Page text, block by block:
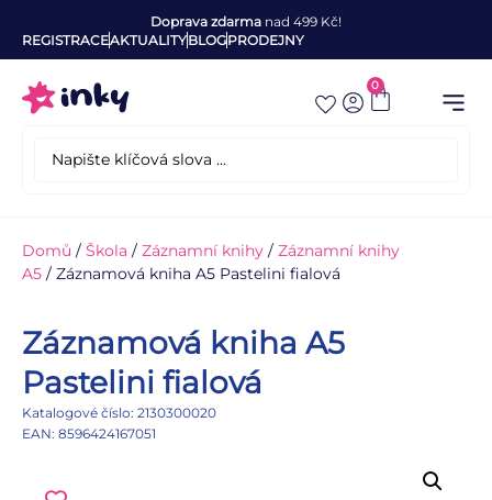
Doprava zdarma nad 499 Kč!
REGISTRACEAKTUALITYBLOGPRODEJNY
0
Domů / Škola / Záznamní knihy / Záznamní knihy
A5 / Záznamová kniha A5 Pastelini fialová
Záznamová kniha A5
Pastelini fialová
Katalogové číslo: 2130300020
EAN: 8596424167051